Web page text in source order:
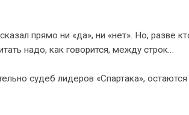
прямо ни «да», ни «нет». Но, разве
надо, как говорится, между строк…
судеб лидеров «Спартака»,